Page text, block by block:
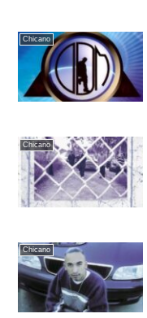
Chicano
Chicano
Chicano